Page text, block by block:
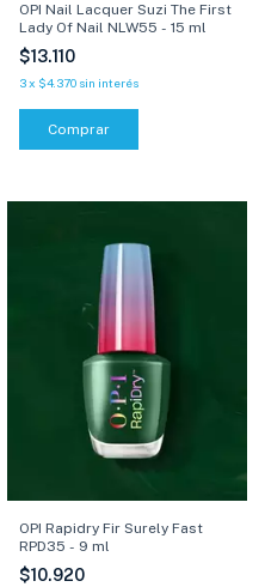
OPI Nail Lacquer Suzi The First
Lady Of Nail NLW55 - 15 ml
$13.110
3 x $4.370 sin interés
Comprar
OPI Rapidry Fir Surely Fast
RPD35 - 9 ml
$10.920